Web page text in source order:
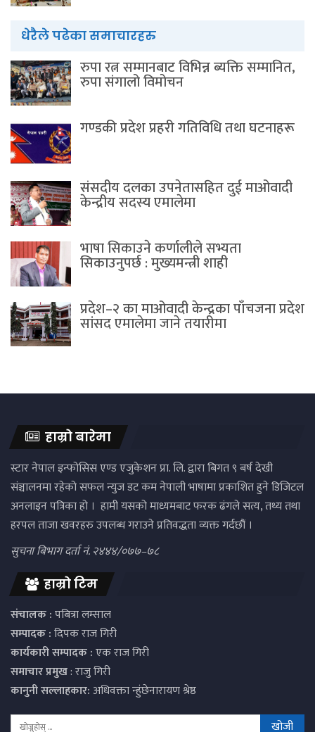
धेरैले पढेका समाचारहरु
रुपा रत्न सम्मानबाट विभिन्न ब्यक्ति सम्मानित,
रुपा संगालो विमोचन
गण्डकी प्रदेश प्रहरी गतिविधि तथा घटनाहरू
संसदीय दलका उपनेतासहित दुई माओवादी
केन्द्रीय सदस्य एमालेमा
भाषा सिकाउने कर्णालीले सभ्यता
सिकाउनुपर्छ : मुख्यमन्त्री शाही
प्रदेश–२ का माओवादी केन्द्रका पाँचजना प्रदेश
सांसद एमालेमा जाने तयारीमा
हाम्रो बारेमा
स्टार नेपाल इन्फोसिस एण्ड एजुकेशन प्रा. लि. द्वारा बिगत ९ बर्ष देखी
संञ्चालनमा रहेको सफल न्युज डट कम नेपाली भाषामा प्रकाशित हुने डिजिटल
अनलाइन पत्रिका हो । हामी यसको माध्यमबाट फरक ढंगले सत्य, तथ्य तथा
हरपल ताजा खवरहरु उपलब्ध गराउने प्रतिवद्धता व्यक्त गर्दछौं ।
सुचना बिभाग दर्ता नं. २४४४/०७७–७८
हाम्रो टिम
संचालक :पबित्रा लम्साल
सम्पादक :दिपक राज गिरी
कार्यकारी सम्पादक :एक राज गिरी
समाचार प्रमुख: राजु गिरी
कानुनी सल्लाहकार:अधिवक्ता न्हुंछेनारायण श्रेष्ठ